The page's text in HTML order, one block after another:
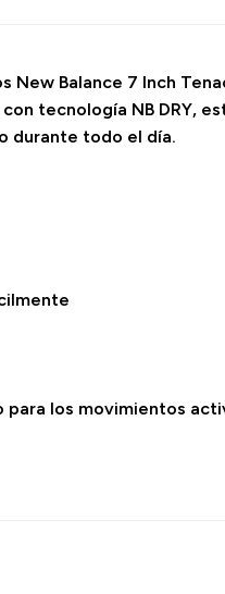
Balance 7 Inch
tecnología NB DRY,
durante todo el día.
los movimientos